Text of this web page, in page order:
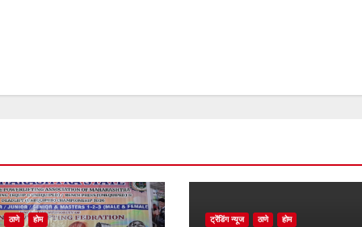
ठाणे होम ट्रेंडिंग न्यूज ठाणे होम